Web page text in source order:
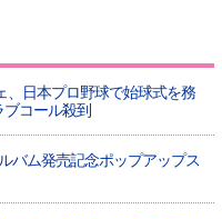
、日本プロ野球で始球式を務
コール殺到
バム発売記念ポップアップス